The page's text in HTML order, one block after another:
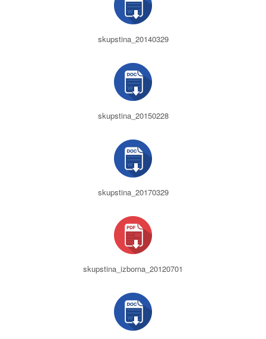
skupstina_20140329
skupstina_20150228
skupstina_20170329
skupstina_izborna_20120701